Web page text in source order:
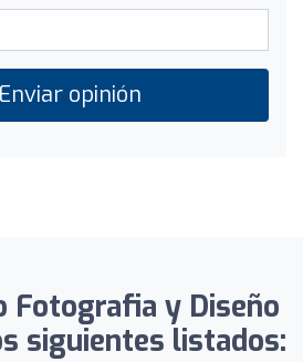
opinión
Fotografia y Diseño
siguientes listados: